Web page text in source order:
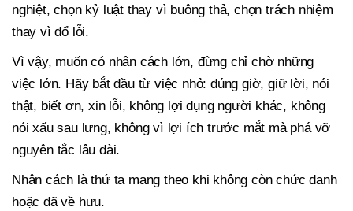
nghiệt, chọn kỷ luật thay vì buông thả, chọn trách nhiệm
thay vì đổ lỗi.
Vì vậy, muốn có nhân cách lớn, đừng chỉ chờ những
việc lớn. Hãy bắt đầu từ việc nhỏ: đúng giờ, giữ lời, nói
thật, biết ơn, xin lỗi, không lợi dụng người khác, không
nói xấu sau lưng, không vì lợi ích trước mắt mà phá vỡ
nguyên tắc lâu dài.
Nhân cách là thứ ta mang theo khi không còn chức danh
hoặc đã về hưu.